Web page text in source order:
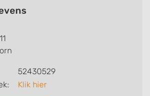
op en wij helpen u graag om de
te realiseren.
van Apeldoorn worden
werkzaamheden.
52430529
Klik hier